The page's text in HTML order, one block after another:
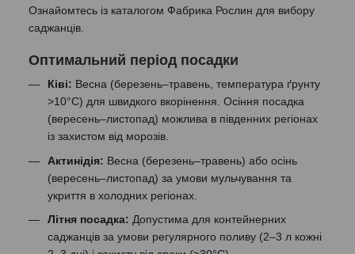
Ознайомтесь із каталогом Фабрика Рослин для вибору
саджанців.
Оптимальний період посадки
Ківі: Весна (березень–травень, температура ґрунту
>10°C) для швидкого вкорінення. Осіння посадка
(вересень–листопад) можлива в південних регіонах
із захистом від морозів.
Актинідія: Весна (березень–травень) або осінь
(вересень–листопад) за умови мульчування та
укриття в холодних регіонах.
Літня посадка: Допустима для контейнерних
саджанців за умови регулярного поливу (2–3 л кожні